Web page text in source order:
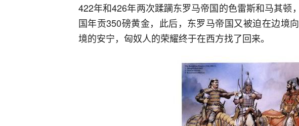
422年和426年两次蹂躏东罗马帝国的色雷斯和马其顿
国年贡350磅黄金，此后，东罗马帝国又被迫在边境
境的安宁，匈奴人的荣耀终于在西方找了回来。